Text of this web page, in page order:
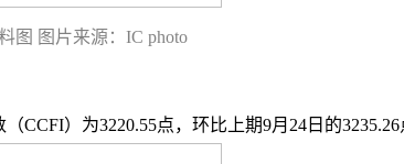
图 图片来源：IC photo
）为3220.55点，环比上期9月24日的3235.26